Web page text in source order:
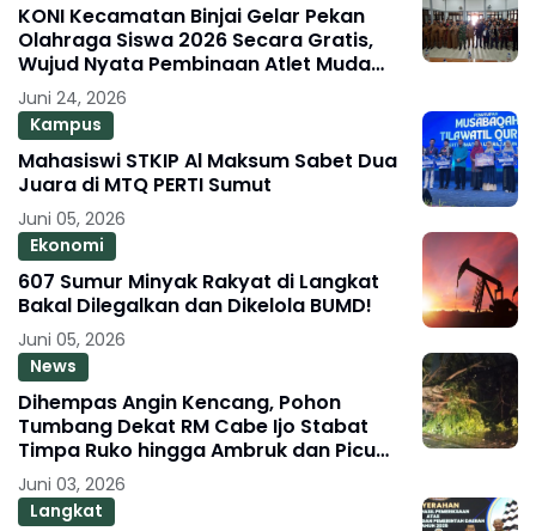
KONI Kecamatan Binjai Gelar Pekan
Olahraga Siswa 2026 Secara Gratis,
Wujud Nyata Pembinaan Atlet Muda
Berprestasi
Juni 24, 2026
Kampus
Mahasiswi STKIP Al Maksum Sabet Dua
Juara di MTQ PERTI Sumut
Juni 05, 2026
Ekonomi
607 Sumur Minyak Rakyat di Langkat
Bakal Dilegalkan dan Dikelola BUMD!
Juni 05, 2026
News
Dihempas Angin Kencang, Pohon
Tumbang Dekat RM Cabe Ijo Stabat
Timpa Ruko hingga Ambruk dan Picu
Macet Parah
Juni 03, 2026
Langkat